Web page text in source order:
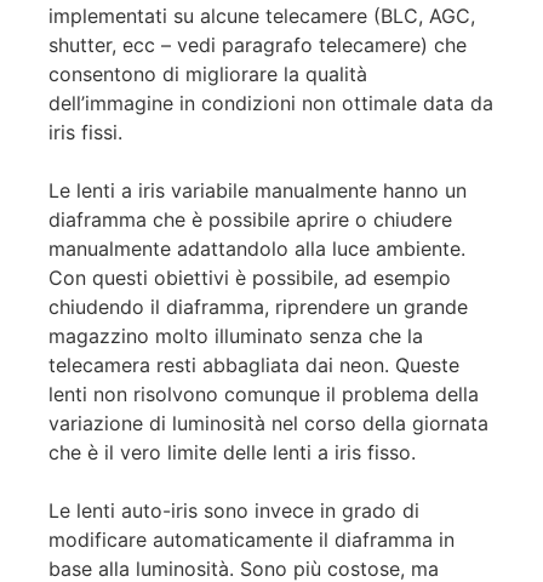
implementati su alcune telecamere (BLC, AGC,
shutter, ecc – vedi paragrafo telecamere) che
consentono di migliorare la qualità
dell’immagine in condizioni non ottimale data da
iris fissi.
Le lenti a iris variabile manualmente hanno un
diaframma che è possibile aprire o chiudere
manualmente adattandolo alla luce ambiente.
Con questi obiettivi è possibile, ad esempio
chiudendo il diaframma, riprendere un grande
magazzino molto illuminato senza che la
telecamera resti abbagliata dai neon. Queste
lenti non risolvono comunque il problema della
variazione di luminosità nel corso della giornata
che è il vero limite delle lenti a iris fisso.
Le lenti auto-iris sono invece in grado di
modificare automaticamente il diaframma in
base alla luminosità. Sono più costose, ma